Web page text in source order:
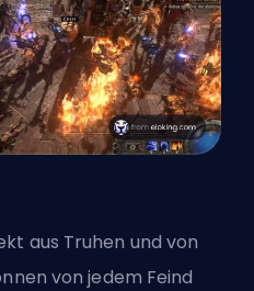
aus Truhen und von
von jedem Feind